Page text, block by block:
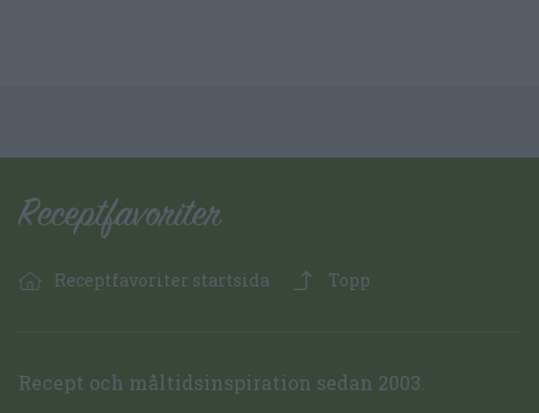
Receptfavoriter startsida Topp
Recept och måltidsinspiration sedan 2003.